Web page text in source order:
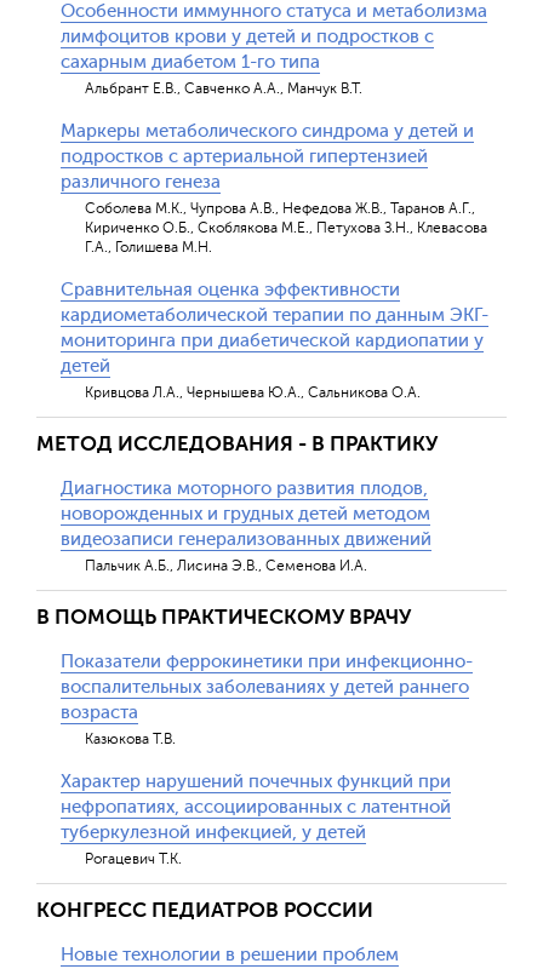
Особенности иммунного статуса и метаболизма
лимфоцитов крови у детей и подростков с
сахарным диабетом 1-го типа
Альбрант Е.В., Савченко А.А., Манчук В.Т.
Маркеры метаболического синдрома у детей и
подростков с артериальной гипертензией
различного генеза
Соболева М.К., Чупрова А.В., Нефедова Ж.В., Таранов А.Г.,
Кириченко О.Б., Скоблякова М.Е., Петухова З.Н., Клевасова
Г.А., Голишева М.Н.
Сравнительная оценка эффективности
кардиометаболической терапии по данным ЭКГ-
мониторинга при диабетической кардиопатии у
детей
Кривцова Л.А., Чернышева Ю.А., Сальникова О.А.
МЕТОД ИССЛЕДОВАНИЯ - В ПРАКТИКУ
Диагностика моторного развития плодов,
новорожденных и грудных детей методом
видеозаписи генерализованных движений
Пальчик А.Б., Лисина Э.В., Семенова И.А.
В ПОМОЩЬ ПРАКТИЧЕСКОМУ ВРАЧУ
Показатели феррокинетики при инфекционно-
воспалительных заболеваниях у детей раннего
возраста
Казюкова Т.В.
Характер нарушений почечных функций при
нефропатиях, ассоциированных с латентной
туберкулезной инфекцией, у детей
Рогацевич Т.К.
КОНГРЕСС ПЕДИАТРОВ РОССИИ
Новые технологии в решении проблем